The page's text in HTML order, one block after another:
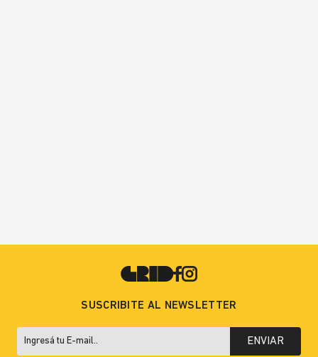
SUSCRIBITE AL NEWSLETTER
ENVIAR